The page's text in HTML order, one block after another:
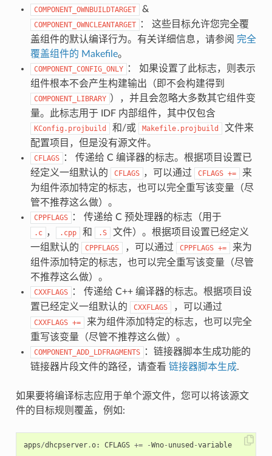
COMPONENT_OWNBUILDTARGET &
COMPONENT_OWNCLEANTARGET
： 这些目标允许您完全覆
盖组件的默认编译行为。有关详细信息，请参阅 完全
覆盖组件的 Makefile。
COMPONENT_CONFIG_ONLY
： 如果设置了此标志，则表示
组件根本不会产生构建输出（即不会构建得到
COMPONENT_LIBRARY ），并且会忽略大多数其它组件变
量。此标志用于 IDF 内部组件，其中仅包含
KConfig.projbuild 和/或 Makefile.projbuild
文件来
配置项目，但是没有源文件。
CFLAGS
： 传递给 C 编译器的标志。根据项目设置已
经定义一组默认的
CFLAGS ，可以通过 CFLAGS +=
来
为组件添加特定的标志，也可以完全重写该变量（尽
管不推荐这么做）。
CPPFLAGS ： 传递给 C 预处理器的标志（用于
.c ， .cpp 和 .S
文件）。根据项目设置已经定义
一组默认的
CPPFLAGS ，可以通过 CPPFLAGS +=
来为
组件添加特定的标志，也可以完全重写该变量（尽管
不推荐这么做）。
CXXFLAGS
： 传递给 C++ 编译器的标志。根据项目设
置已经定义一组默认的
CXXFLAGS ，可以通过
CXXFLAGS +=
来为组件添加特定的标志，也可以完全
重写该变量（尽管不推荐这么做）。
COMPONENT_ADD_LDFRAGMENTS
：链接器脚本生成功能的
链接器片段文件的路径，请查看 链接器脚本生成.
如果要将编译标志应用于单个源文件，您可以将该源文
件的目标规则覆盖，例如:
apps/dhcpserver.o: CFLAGS += -Wno- unused -variable